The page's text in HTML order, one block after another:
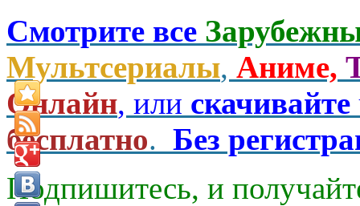
Смотрите все
Мультсериалы, Аниме,
Онлайн, или скачивайте
бесплатно. Без
Подпишитесь, и